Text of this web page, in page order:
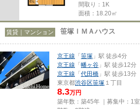
間取り：1K
面積：18.20㎡
賃貸｜マンション 笹塚ＩＭＡハウス
京王線 「笹塚 」駅 徒歩4分
京王線 「幡ヶ谷 」駅 徒歩12分
京王線 「代田橋 」駅 徒歩13分
東京都渋谷区笹塚 １丁目
8.3万円
築年数：築45年 ｜募集中： 1室